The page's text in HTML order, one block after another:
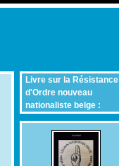
Livre sur la Résistance
d'Ordre nouveau
nationaliste belge :